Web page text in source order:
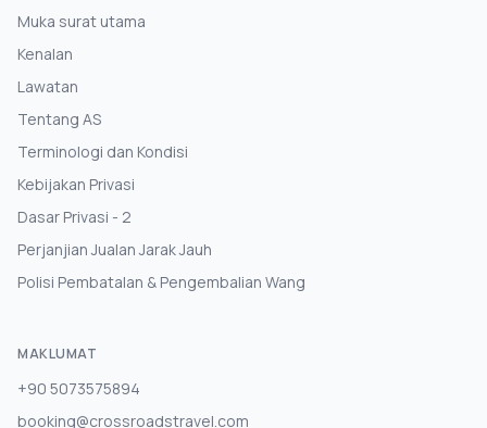
Muka surat utama
Kenalan
Lawatan
Tentang AS
Terminologi dan Kondisi
Kebijakan Privasi
Dasar Privasi - 2
Perjanjian Jualan Jarak Jauh
Polisi Pembatalan & Pengembalian Wang
MAKLUMAT
+90 5073575894
booking@crossroadstravel.com